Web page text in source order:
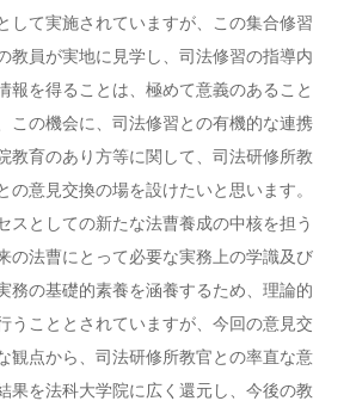
して実施されていますが、この集合修習
教員が実地に見学し、司法修習の指導内
報を得ることは、極めて意義のあること
この機会に、司法修習との有機的な連携
教育のあり方等に関して、司法研修所教
の意見交換の場を設けたいと思います。
スとしての新たな法曹養成の中核を担う
の法曹にとって必要な実務上の学識及び
務の基礎的素養を涵養するため、理論的
うこととされていますが、今回の意見交
観点から、司法研修所教官との率直な意
果を法科大学院に広く還元し、今後の教